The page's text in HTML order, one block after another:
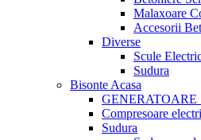
Malaxoare
Accesorii
Diverse
Scule
Sudura
Bisonte Acasa
GENERATOARE
Compresoare
Sudura